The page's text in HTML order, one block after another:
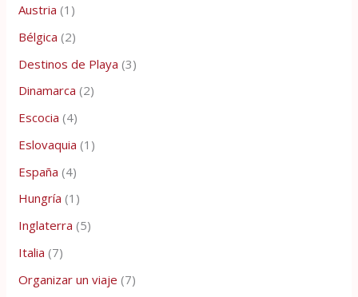
Austria (1)
Bélgica (2)
Destinos de Playa (3)
Dinamarca (2)
Escocia (4)
Eslovaquia (1)
España (4)
Hungría (1)
Inglaterra (5)
Italia (7)
Organizar un viaje (7)